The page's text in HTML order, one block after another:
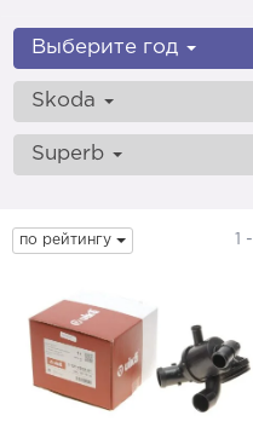
Выберите год
Skoda
Superb
по рейтингу 1